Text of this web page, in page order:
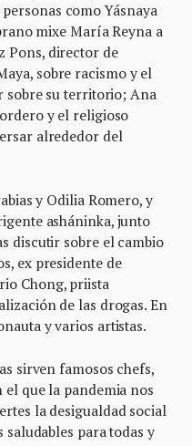
como Yásnaya
mixe María Reyna a
Pons, director de
sobre racismo y el
sobre su territorio; Ana
y el religioso
alrededor del
y Odilia Romero, y
asháninka, junto
discutir sobre el cambio
ex presidente de
Chong, priista
de las drogas. En
y varios artistas.
sirven famosos chefs,
el que la pandemia nos
la desigualdad social
para todas y